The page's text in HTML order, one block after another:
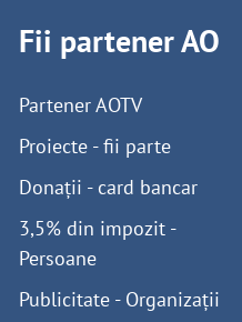
Fii partener AO
Partener AOTV
Proiecte - fii parte
Donații - card bancar
3,5% din impozit -
Persoane
Publicitate - Organizații